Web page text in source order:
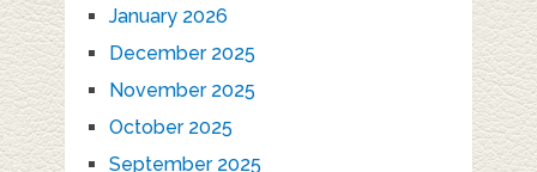
January 2026
December 2025
November 2025
October 2025
September 2025